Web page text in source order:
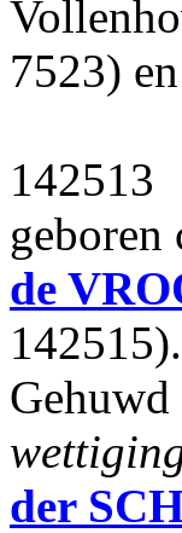
7523) en
142513
de
142515).
der